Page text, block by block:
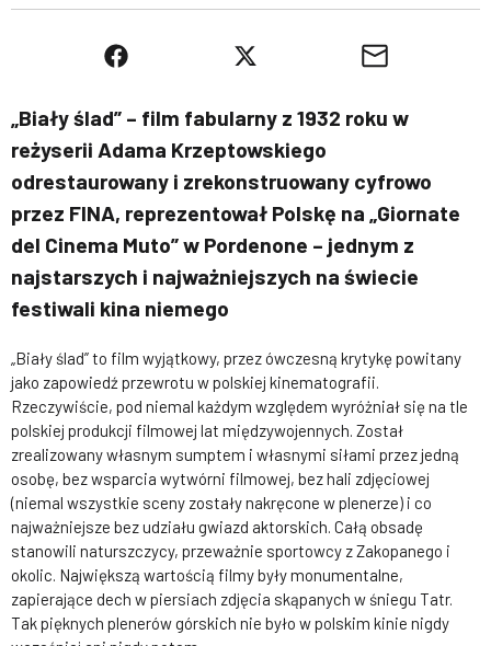
„Biały ślad” – film fabularny z 1932 roku w
reżyserii Adama Krzeptowskiego
odrestaurowany i zrekonstruowany cyfrowo
przez FINA, reprezentował Polskę na „Giornate
del Cinema Muto” w Pordenone – jednym z
najstarszych i najważniejszych na świecie
festiwali kina niemego
„Biały ślad” to film wyjątkowy, przez ówczesną krytykę powitany
jako zapowiedź przewrotu w polskiej kinematografii.
Rzeczywiście, pod niemal każdym względem wyróżniał się na tle
polskiej produkcji filmowej lat międzywojennych. Został
zrealizowany własnym sumptem i własnymi siłami przez jedną
osobę, bez wsparcia wytwórni filmowej, bez hali zdjęciowej
(niemal wszystkie sceny zostały nakręcone w plenerze) i co
najważniejsze bez udziału gwiazd aktorskich. Całą obsadę
stanowili naturszczycy, przeważnie sportowcy z Zakopanego i
okolic. Największą wartością filmy były monumentalne,
zapierające dech w piersiach zdjęcia skąpanych w śniegu Tatr.
Tak pięknych plenerów górskich nie było w polskim kinie nigdy